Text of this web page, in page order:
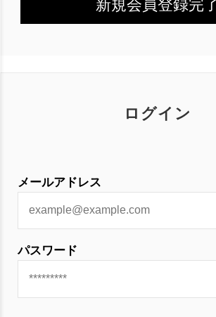
ログイン
メールアドレス
パスワード